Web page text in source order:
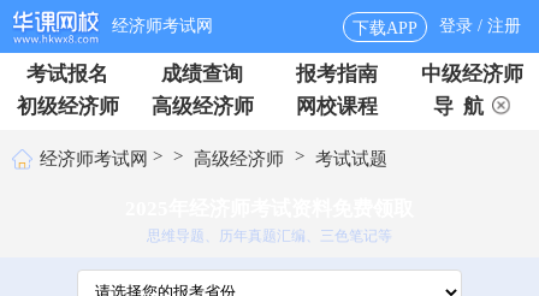
经济师考试网 下载APP 登录 / 注册
考试报名 成绩查询 报考指南
中级经济师
初级经济师
高级经济师 网校课程 导 航
经济师考试网 > > 高级经济师 > 考试试题
思维导题、历年真题汇编、三色笔记等